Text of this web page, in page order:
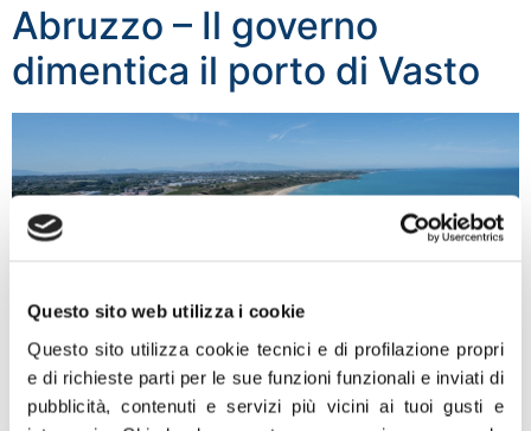
Questo sito web utilizza i cookie
Questo sito utilizza cookie tecnici e di profilazione propri
e di richieste parti per le sue funzioni funzionali e inviati di
pubblicità, contenuti e servizi più vicini ai tuoi gusti e
Abruzzo – Il governo
dimentica il porto di Vasto
Il Decreto Legge approvato ieri dal Consiglio dei